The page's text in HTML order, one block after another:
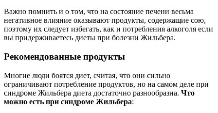
Важно помнить и о том, что на состояние печени весьма
негативное влияние оказывают продукты, содержащие сою,
поэтому их следует избегать, как и потребления алкоголя если
вы придерживаетесь диеты при болезни Жильбера.
Рекомендованные продукты
Многие люди боятся диет, считая, что они сильно
ограничивают потребление продуктов, но на самом деле при
синдроме Жильбера диета достаточно разнообразна. Что
можно есть при синдроме Жильбера: